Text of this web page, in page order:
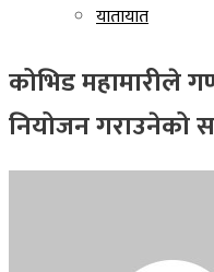
यातायात
कोभिड महामारीले
नियोजन गराउनेको